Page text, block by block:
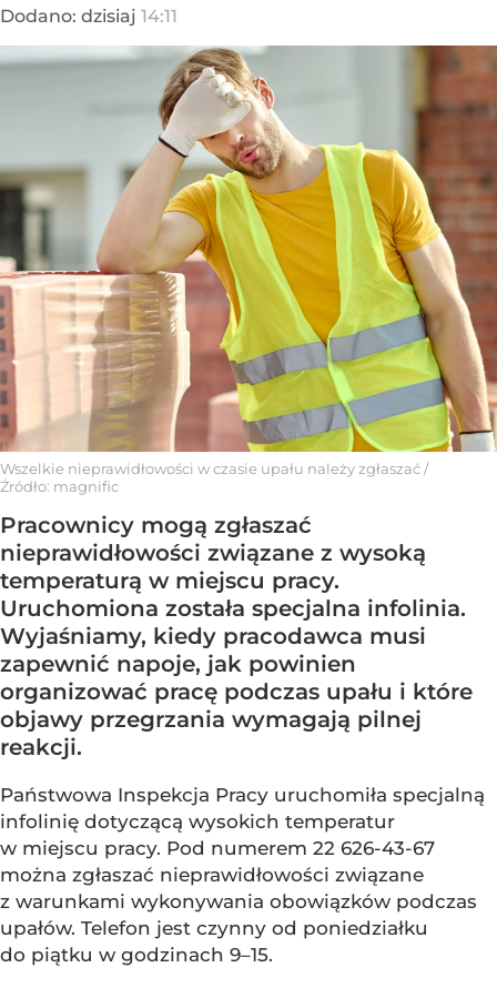
Dodano: dzisiaj 14:11
Wszelkie nieprawidłowości w czasie upału należy zgłaszać/
Źródło: magnific
Pracownicy mogą zgłaszać
nieprawidłowości związane z wysoką
temperaturą w miejscu pracy.
Uruchomiona została specjalna infolinia.
Wyjaśniamy, kiedy pracodawca musi
zapewnić napoje, jak powinien
organizować pracę podczas upału i które
objawy przegrzania wymagają pilnej
reakcji.
Państwowa Inspekcja Pracy uruchomiła specjalną
infolinię dotyczącą wysokich temperatur
w miejscu pracy. Pod numerem 22 626-43-67
można zgłaszać nieprawidłowości związane
z warunkami wykonywania obowiązków podczas
upałów. Telefon jest czynny od poniedziałku
do piątku w godzinach 9–15.